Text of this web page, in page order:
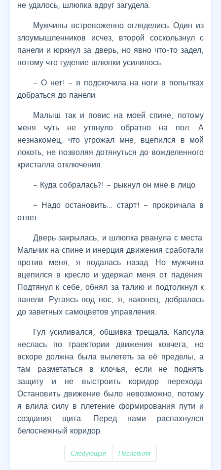
не удалось, шлюпка вдруг загудела.
Мужчины встревоженно огляделись. Один из
злоумышленников исчез, второй соскользнул с
панели и юркнул за дверь, но явно что-то задел,
потому что гудение шлюпки усилилось.
– О нет! – я подскочила на ноги в попытках
добраться до панели.
Малыш так и повис на моей спине, потому
меня чуть не утянуло обратно на пол. А
незнакомец, что угрожал мне, вцепился в мой
локоть, не позволяя дотянуться до вожделенного
кристалла отключения.
– Куда собралась?! – рыкнул он мне в лицо.
– Надо остановить… старт! – прокричала в
ответ.
Дверь закрылась, и шлюпка рванула с места.
Мальчик на спине и инерция движения сработали
против меня, я подалась назад. Но мужчина
вцепился в кресло и удержал меня от падения.
Подтянул к себе, обнял за талию и подтолкнул к
панели. Ругаясь под нос, я, наконец, добралась
до заветных самоцветов управления.
Гул усиливался, обшивка трещала. Капсула
неслась по траектории движения ковчега, но
вскоре должна была вылететь за её пределы, а
там разметаться в клочья, если не поднять
защиту и не выстроить коридор перехода.
Остановить движение было невозможно, потому
я влила силу в плетение формирования пути и
создания щита. Перед нами распахнулся
белоснежный коридор.
Следующая Последняя